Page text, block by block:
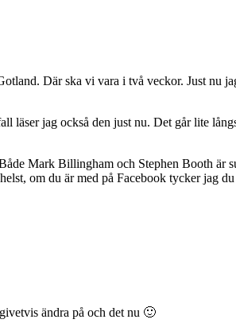
Där ska vi vara i två veckor. Just nu
läser jag också den just nu. Det går lite
Mark Billingham och Stephen Booth
om du är med på Facebook tycker jag
ändra på och det nu 🙂